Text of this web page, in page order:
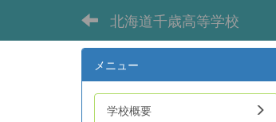
北海道千歳高等学校
メニュー
学校概要